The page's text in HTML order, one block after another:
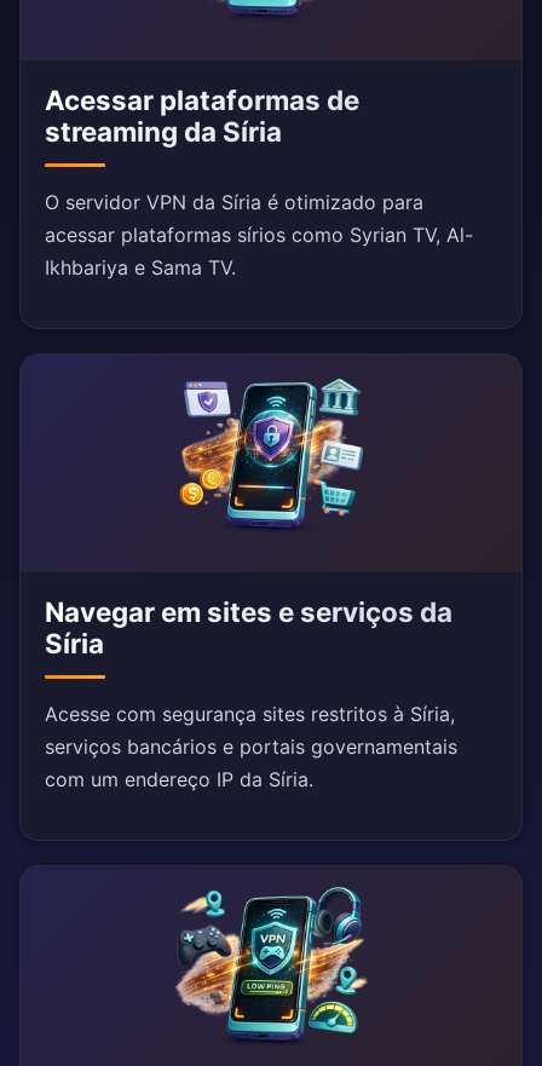
Acessar plataformas de
streaming da Síria
O servidor VPN da Síria é otimizado para
acessar plataformas sírios como Syrian TV, Al-
Ikhbariya e Sama TV.
Navegar em sites e serviços da
Síria
Acesse com segurança sites restritos à Síria,
serviços bancários e portais governamentais
com um endereço IP da Síria.